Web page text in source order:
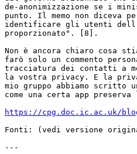
de-anonimizzazione se i
punto. Il memo non diceva
identificare gli utenti
proporzionato". [8].
Non è ancora chiaro cosa
farò solo un commento
tracciatura dei contatti a
la vostra privacy. E la
mio gruppo abbiamo
come una certa app
https://cpg.doc.ic.ac.uk/
Fonti: (vedi versione
---